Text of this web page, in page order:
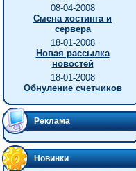
08-04-2008
Смена хостинга и
сервера
18-01-2008
Новая рассылка
новостей
18-01-2008
Обнуление счетчиков
Реклама
Новинки